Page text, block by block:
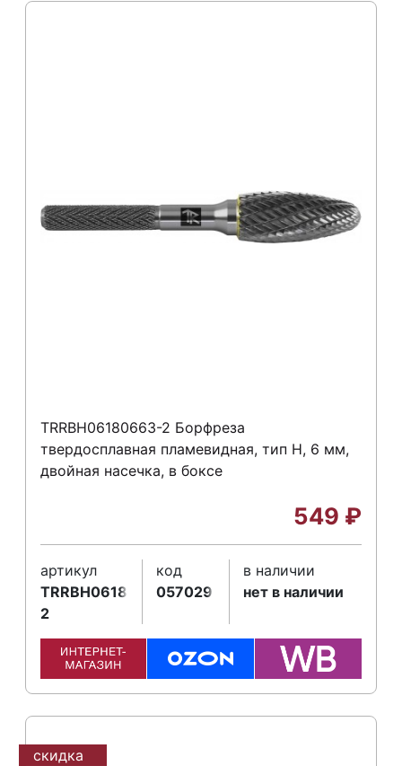
TRRBH06180663-2 Борфреза
твердосплавная пламевидная, тип H, 6 мм,
двойная насечка, в боксе
549 ₽
артикул
TRRBH06180663-
2
код
057029
в наличии
нет в наличии
скидка